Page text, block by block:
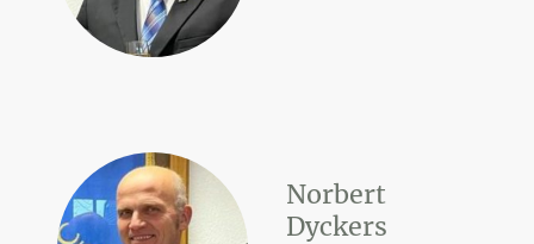
Norbert
Dyckers